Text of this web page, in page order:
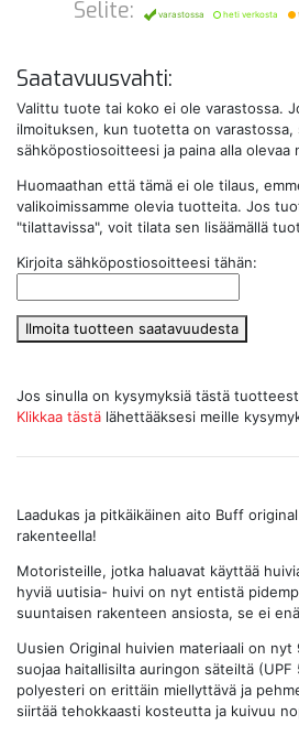
Selite: varastossa heti verkosta
Saatavuusvahti:
Valittu tuote tai koko ei ole varastossa.
ilmoituksen, kun tuotetta on varastossa,
sähköpostiosoitteesi ja paina alla olevaa
Huomaathan että tämä ei ole tilaus,
valikoimissamme olevia tuotteita. Jos
"tilattavissa", voit tilata sen lisäämällä
Kirjoita sähköpostiosoitteesi tähän:
Ilmoita tuotteen saatavuudesta
Jos sinulla on kysymyksiä tästä
Klikkaa tästä lähettääksesi meille
Laadukas ja pitkäikäinen aito Buff
rakenteella!
Motoristeille, jotka haluavat käyttää
hyviä uutisia- huivi on nyt entistä
suuntaisen rakenteen ansiosta, se ei
Uusien Original huivien materiaali on
suojaa haitallisilta auringon säteiltä
polyesteri on erittäin miellyttävä ja
siirtää tehokkaasti kosteutta ja kuivuu